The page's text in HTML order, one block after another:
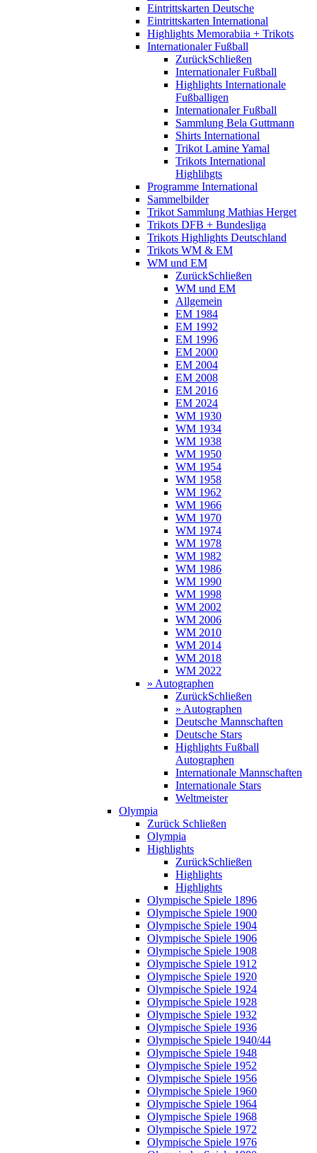
Eintrittskarten Deutsche
Eintrittskarten International
Highlights Memorabiia + Trikots
Internationaler Fußball
ZurückSchließen
Internationaler Fußball
Highlights Internationale
Fußballigen
Internationaler Fußball
Sammlung Bela Guttmann
Shirts International
Trikot Lamine Yamal
Trikots International
Highlihgts
Programme International
Sammelbilder
Trikot Sammlung Mathias Herget
Trikots DFB + Bundesliga
Trikots Highlights Deutschland
Trikots WM & EM
WM und EM
ZurückSchließen
WM und EM
Allgemein
EM 1984
EM 1992
EM 1996
EM 2000
EM 2004
EM 2008
EM 2016
EM 2024
WM 1930
WM 1934
WM 1938
WM 1950
WM 1954
WM 1958
WM 1962
WM 1966
WM 1970
WM 1974
WM 1978
WM 1982
WM 1986
WM 1990
WM 1998
WM 2002
WM 2006
WM 2010
WM 2014
WM 2018
WM 2022
» Autographen
ZurückSchließen
» Autographen
Deutsche Mannschaften
Deutsche Stars
Highlights Fußball
Autographen
Internationale Mannschaften
Internationale Stars
Weltmeister
Olympia
Zurück Schließen
Olympia
Highlights
ZurückSchließen
Highlights
Highlights
Olympische Spiele 1896
Olympische Spiele 1900
Olympische Spiele 1904
Olympische Spiele 1906
Olympische Spiele 1908
Olympische Spiele 1912
Olympische Spiele 1920
Olympische Spiele 1924
Olympische Spiele 1928
Olympische Spiele 1932
Olympische Spiele 1936
Olympische Spiele 1940/44
Olympische Spiele 1948
Olympische Spiele 1952
Olympische Spiele 1956
Olympische Spiele 1960
Olympische Spiele 1964
Olympische Spiele 1968
Olympische Spiele 1972
Olympische Spiele 1976